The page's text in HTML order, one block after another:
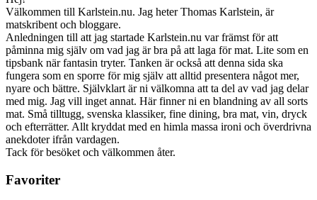
Välkommen till Karlstein.nu. Jag heter Thomas Karlstein, är
matskribent och bloggare.
Anledningen till att jag startade Karlstein.nu var främst för att
påminna mig själv om vad jag är bra på att laga för mat. Lite som en
tipsbank när fantasin tryter. Tanken är också att denna sida ska
fungera som en sporre för mig själv att alltid presentera något mer,
nyare och bättre. Självklart är ni välkomna att ta del av vad jag delar
med mig. Jag vill inget annat. Här finner ni en blandning av all sorts
mat. Små tilltugg, svenska klassiker, fine dining, bra mat, vin, dryck
och efterrätter. Allt kryddat med en himla massa ironi och överdrivna
anekdoter ifrån vardagen.
Tack för besöket och välkommen åter.
Favoriter